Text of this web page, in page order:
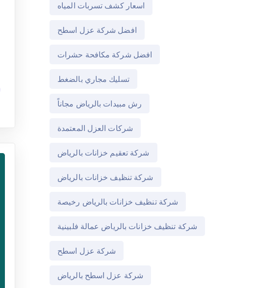
اسعار كشف تسربات المياه
افضل شركة عزل اسطح
افضل شركة مكافحة حشرات
تسليك مجاري بالضغط
رش مبيدات بالرياض مجاناً
شركات العزل المعتمدة
شركة تعقيم خزانات بالرياض
شركة تنظيف خزانات بالرياض
شركة تنظيف خزانات بالرياض رخيصة
شركة تنظيف خزانات بالرياض عمالة فلبينية
شركة عزل اسطح
شركة عزل اسطح بالرياض